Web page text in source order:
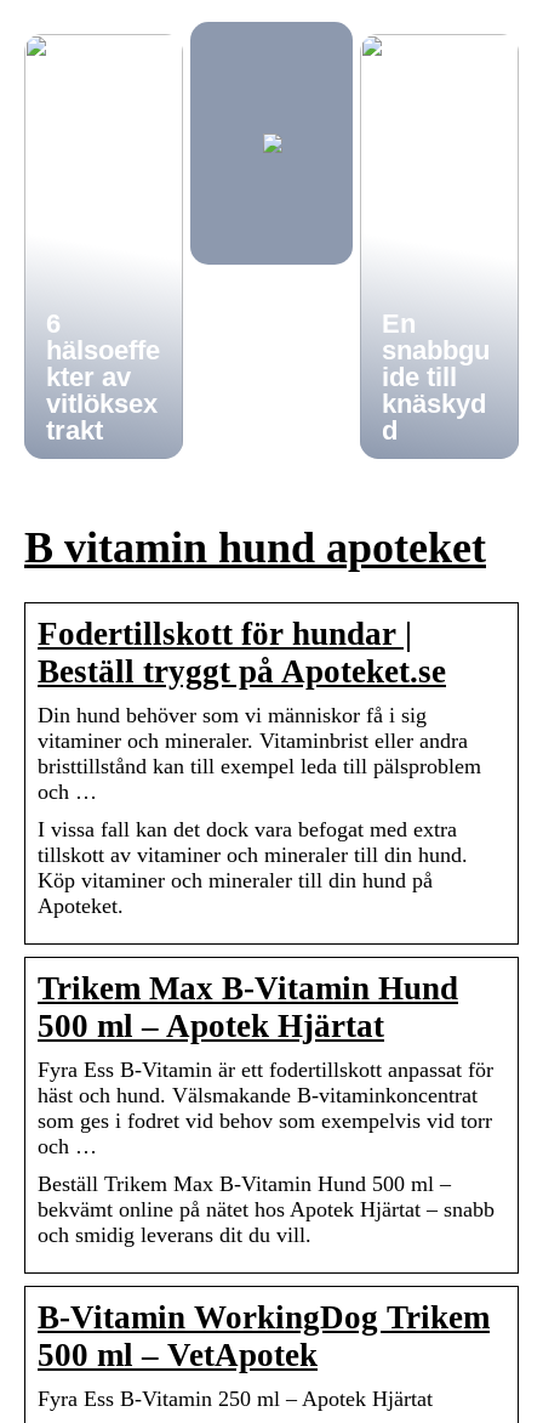
6
hälsoeffe
kter av
vitlöksex
trakt
En
snabbgu
ide till
knäskyd
d
B vitamin hund apoteket
Fodertillskott för hundar |
Beställ tryggt på Apoteket.se
Din hund behöver som vi människor få i sig
vitaminer och mineraler. Vitaminbrist eller andra
bristtillstånd kan till exempel leda till pälsproblem
och …
I vissa fall kan det dock vara befogat med extra
tillskott av vitaminer och mineraler till din hund.
Köp vitaminer och mineraler till din hund på
Apoteket.
Trikem Max B-Vitamin Hund
500 ml – Apotek Hjärtat
Fyra Ess B-Vitamin är ett fodertillskott anpassat för
häst och hund. Välsmakande B-vitaminkoncentrat
som ges i fodret vid behov som exempelvis vid torr
och …
Beställ Trikem Max B-Vitamin Hund 500 ml –
bekvämt online på nätet hos Apotek Hjärtat – snabb
och smidig leverans dit du vill.
B-Vitamin WorkingDog Trikem
500 ml – VetApotek
Fyra Ess B-Vitamin 250 ml – Apotek Hjärtat